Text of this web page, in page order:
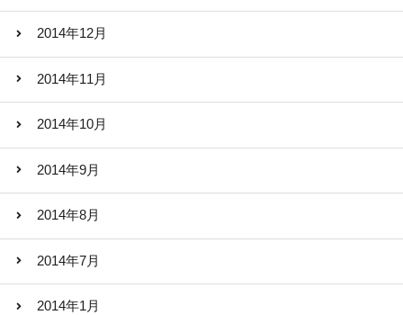
2014年12月
2014年11月
2014年10月
2014年9月
2014年8月
2014年7月
2014年1月